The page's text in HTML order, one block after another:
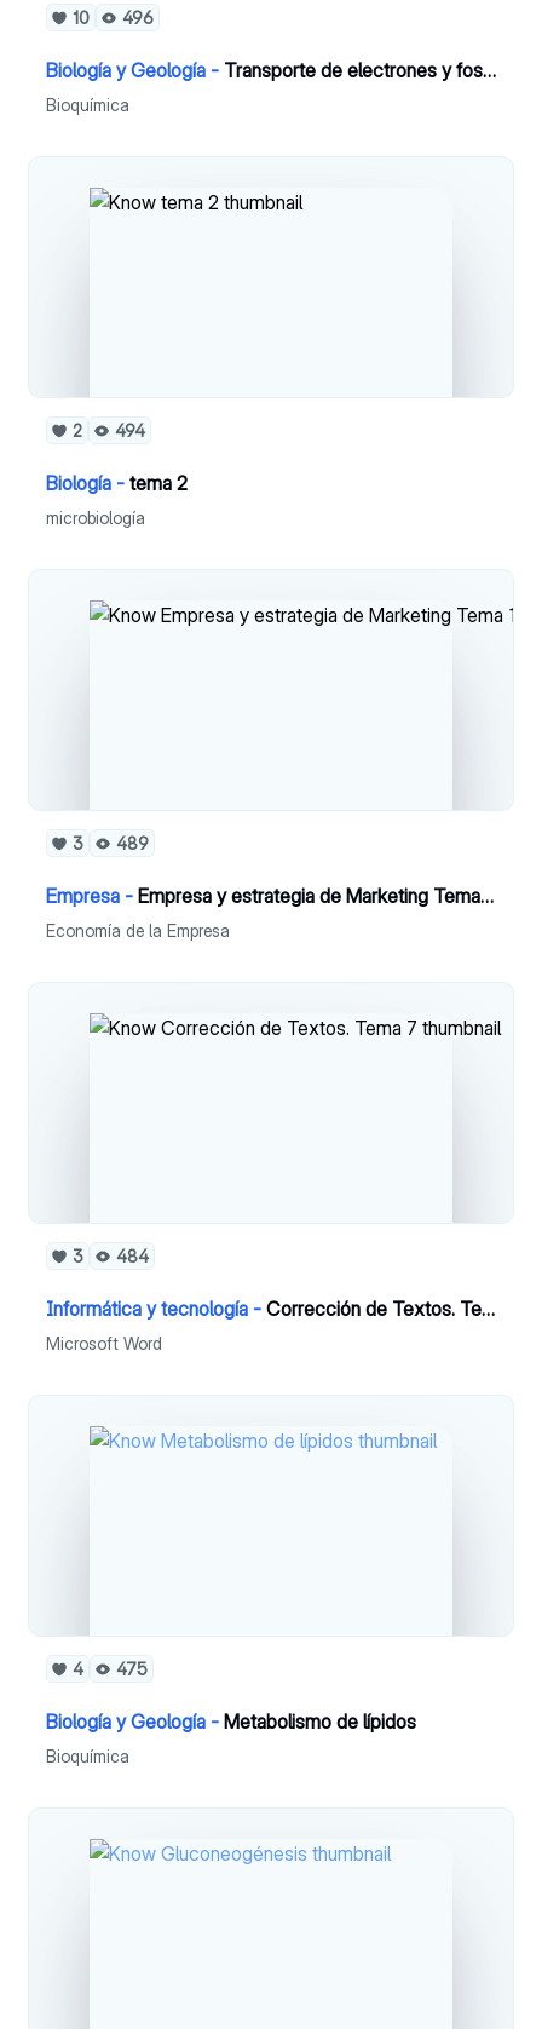
10 496
Biología y Geología - Transporte de electrones y fosforilación oxidativa
Bioquímica
2 494
Biología - tema 2
microbiología
3 489
Empresa - Empresa y estrategia de Marketing Tema 17
Economía de la Empresa
3 484
Informática y tecnología - Corrección de Textos. Tema 7
Microsoft Word
4 475
Biología y Geología - Metabolismo de lípidos
Bioquímica